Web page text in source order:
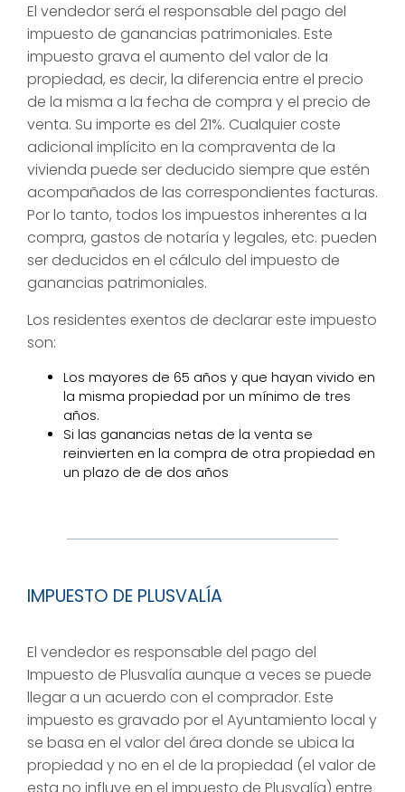
El vendedor será el responsable del pago del
impuesto de ganancias patrimoniales. Este
impuesto grava el aumento del valor de la
propiedad, es decir, la diferencia entre el precio
de la misma a la fecha de compra y el precio de
venta. Su importe es del 21%. Cualquier coste
adicional implícito en la compraventa de la
vivienda puede ser deducido siempre que estén
acompañados de las correspondientes facturas.
Por lo tanto, todos los impuestos inherentes a la
compra, gastos de notaría y legales, etc. pueden
ser deducidos en el cálculo del impuesto de
ganancias patrimoniales.
Los residentes exentos de declarar este impuesto
son:
Los mayores de 65 años y que hayan vivido en
la misma propiedad por un mínimo de tres
años.
Si las ganancias netas de la venta se
reinvierten en la compra de otra propiedad en
un plazo de de dos años
IMPUESTO DE PLUSVALÍA
El vendedor es responsable del pago del
Impuesto de Plusvalía aunque a veces se puede
llegar a un acuerdo con el comprador. Este
impuesto es gravado por el Ayuntamiento local y
se basa en el valor del área donde se ubica la
propiedad y no en el de la propiedad (el valor de